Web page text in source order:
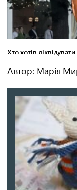
Автор: Марія